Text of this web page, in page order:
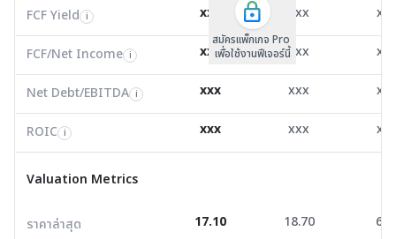
FCF/Net Income
1.77 0.00
1.49 0.00
ROIC i 26.84 15.63
Valuation Metrics
P/BV
0.87 0.91
FCF Yield i xxx xxx
FCF/Net Income i xxx xxx
Net Debt/EBITDA i xxx xxx
ROIC i xxx xxx
สมัครแพ็กเกจ Pro
เพื่อใช้งานฟีเจอร์นี้
Valuation Metrics
ราคาล่าสุด 17.10 18.70